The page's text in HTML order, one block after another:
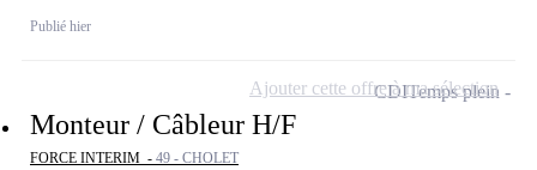
Publié hier
Monteur / Câbleur H/F
FORCE INTERIM - 49 - CHOLET
CDITemps plein
Ajouter cette offre à ma sélection